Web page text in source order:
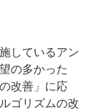
しているアン
の多かった
改善」に応
ゴリズムの改